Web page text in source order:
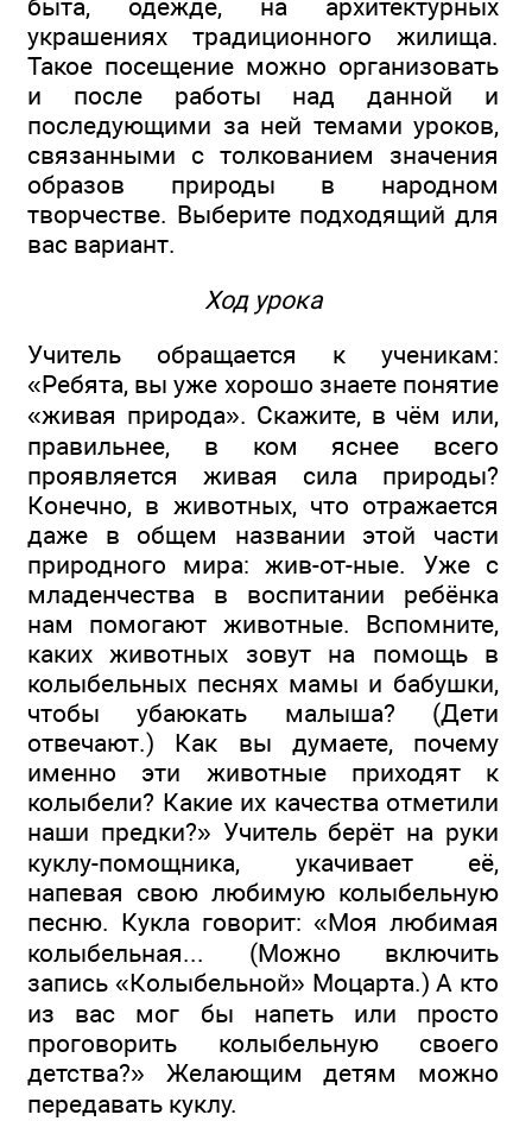
быта, одежде, на архитектурных
украшениях традиционного жилища.
Такое посещение можно организовать
и после работы над данной и
последующими за ней темами уроков,
связанными с толкованием значения
образов природы в народном
творчестве. Выберите подходящий для
вас вариант.
Ход урока
Учитель обращается к ученикам:
«Ребята, вы уже хорошо знаете понятие
«живая природа». Скажите, в чём или,
правильнее, в ком яснее всего
проявляется живая сила природы?
Конечно, в животных, что отражается
даже в общем названии этой части
природного мира: жив-от-ные. Уже с
младенчества в воспитании ребёнка
нам помогают животные. Вспомните,
каких животных зовут на помощь в
колыбельных песнях мамы и бабушки,
чтобы убаюкать малыша? (Дети
отвечают.) Как вы думаете, почему
именно эти животные приходят к
колыбели? Какие их качества отметили
наши предки?» Учитель берёт на руки
куклу-помощника, укачивает её,
напевая свою любимую колыбельную
песню. Кукла говорит: «Моя любимая
колыбельная... (Можно включить
запись «Колыбельной» Моцарта.) А кто
из вас мог бы напеть или просто
проговорить колыбельную своего
детства?» Желающим детям можно
передавать куклу.